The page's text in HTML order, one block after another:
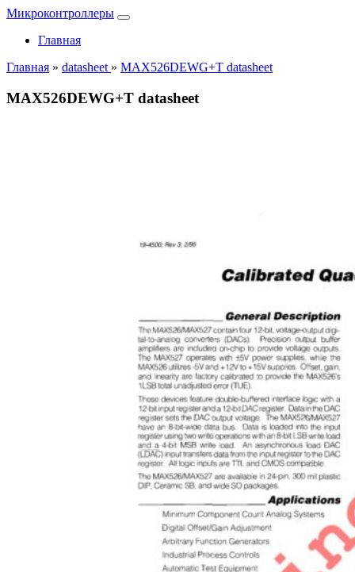
Микроконтроллеры
Главная
Главная » datasheet » MAX526DEWG+T datasheet
MAX526DEWG+T datasheet